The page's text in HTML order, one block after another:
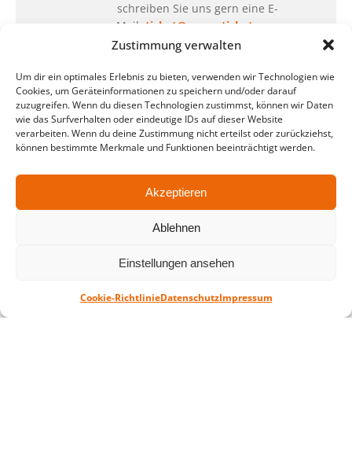
Zustimmung verwalten
Um dir ein optimales Erlebnis zu bieten, verwenden wir Technologien wie
Cookies, um Geräteinformationen zu speichern und/oder darauf
zuzugreifen. Wenn du diesen Technologien zustimmst, können wir Daten
wie das Surfverhalten oder eindeutige IDs auf dieser Website
verarbeiten. Wenn du deine Zustimmung nicht erteilst oder zurückziehst,
können bestimmte Merkmale und Funktionen beeinträchtigt werden.
Akzeptieren
Ablehnen
Einstellungen ansehen
Cookie-RichtlinieDatenschutzImpressum
schreiben Sie uns gern eine E-
Mail: ticket@arena-ticket.com
Kassenöffnungszeiten
unsere Sonderöffnungszeiten im Sommer:
in der Zeit vom 06.07. – 07.08.2026
Montag – Freitag: 10-18 Uhr Samstag:
Am Sportforum 2, 04105 Leipzig
Sie erreichen uns mit dem Öffentlichen